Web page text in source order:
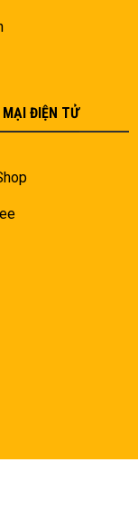
MẠI ĐIỆN TỬ